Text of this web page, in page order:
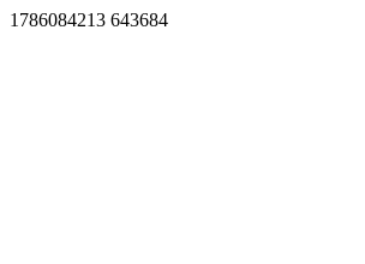
1786084213 643684